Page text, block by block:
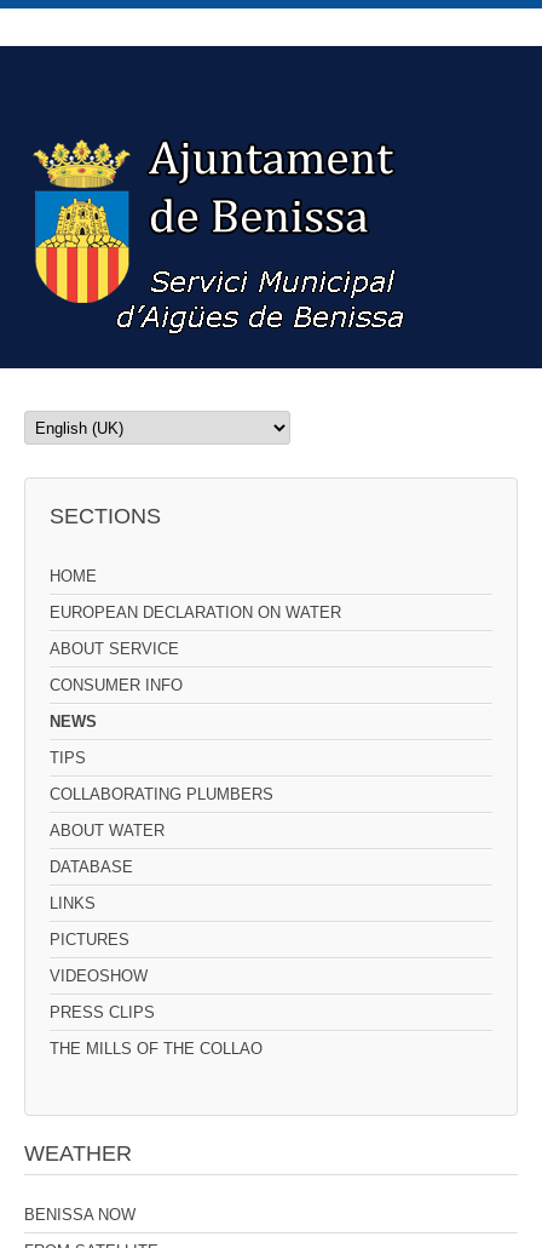
SECTIONS
HOME
EUROPEAN DECLARATION ON WATER
ABOUT SERVICE
CONSUMER INFO
NEWS
TIPS
COLLABORATING PLUMBERS
ABOUT WATER
DATABASE
LINKS
PICTURES
VIDEOSHOW
PRESS CLIPS
THE MILLS OF THE COLLAO
WEATHER
BENISSA NOW